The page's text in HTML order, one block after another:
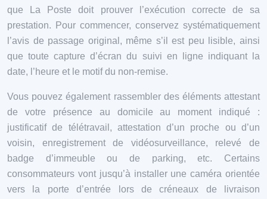
que La Poste doit prouver l’exécution correcte de sa
prestation. Pour commencer, conservez systématiquement
l’avis de passage original, même s’il est peu lisible, ainsi
que toute capture d’écran du suivi en ligne indiquant la
date, l’heure et le motif du non-remise.
Vous pouvez également rassembler des éléments attestant
de votre présence au domicile au moment indiqué :
justificatif de télétravail, attestation d’un proche ou d’un
voisin, enregistrement de vidéosurveillance, relevé de
badge d’immeuble ou de parking, etc. Certains
consommateurs vont jusqu’à installer une caméra orientée
vers la porte d’entrée lors de créneaux de livraison